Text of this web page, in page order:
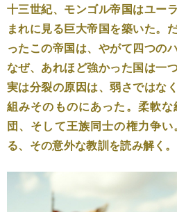
十三世紀、モンゴル帝国はユー
まれに見る巨大帝国を築いた。
ったこの帝国は、やがて四つの
なぜ、あれほど強かった国は一
実は分裂の原因は、弱さではな
組みそのものにあった。柔軟
団、そして王族同士の権力争
る、その意外な教訓を読み解く。